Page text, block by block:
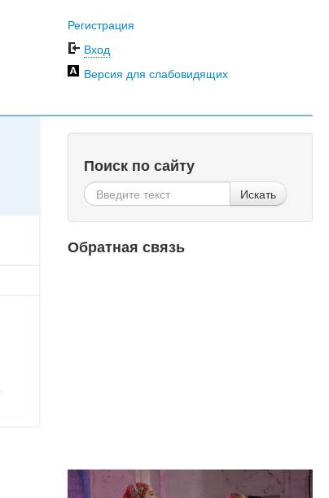
Регистрация
Вход
Версия для слабовидящих
Поиск по сайту
Искать
Обратная связь